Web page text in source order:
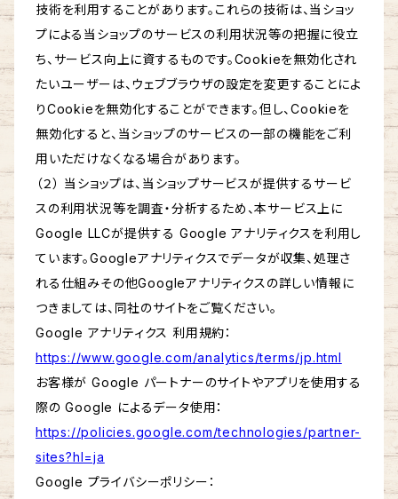
技術を利用することがあります。これらの技術は、当ショッ
プによる当ショップのサービスの利用状況等の把握に役立
ち、サービス向上に資するものです。Cookieを無効化され
たいユーザーは、ウェブブラウザの設定を変更することによ
りCookieを無効化することができます。但し、Cookieを
無効化すると、当ショップのサービスの一部の機能をご利
用いただけなくなる場合があります。
（２） 当ショップは、当ショップサービスが提供するサービ
スの利用状況等を調査・分析するため、本サービス上に
Google LLCが提供する Google アナリティクスを利用し
ています。Googleアナリティクスでデータが収集、処理さ
れる仕組みその他Googleアナリティクスの詳しい情報に
つきましては、同社のサイトをご覧ください。
Google アナリティクス 利用規約：
https://www.google.com/analytics/terms/jp.html
お客様が Google パートナーのサイトやアプリを使用する
際の Google によるデータ使用：
https://policies.google.com/technologies/partner-
sites?hl=ja
Google プライバシーポリシー：